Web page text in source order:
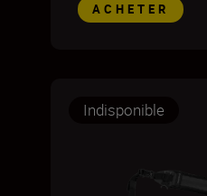
ACHETER
Indisponible